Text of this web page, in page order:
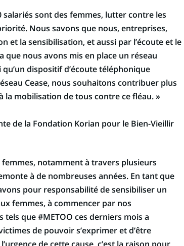
salariés sont des femmes, lutter contre les
Nous savons que nous, entreprises,
et la sensibilisation, et aussi par l’écoute et le
que nous avons mis en place un réseau
dispositif d’écoute téléphonique
Cease, nous souhaitons contribuer plus
la mobilisation de tous contre ce fléau. »
de la Fondation Korian pour le Bien-Vieillir
femmes, notamment à travers plusieurs
à de nombreuses années. En tant que
pour responsabilité de sensibiliser un
femmes, à commencer par nos
que #METOO ces derniers mois a
de pouvoir s’exprimer et d’être